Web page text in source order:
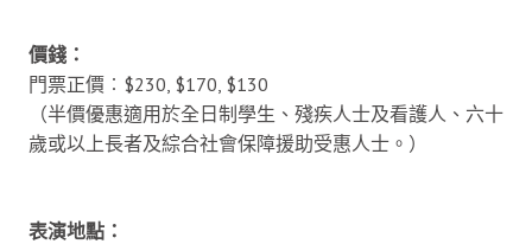
價錢：
門票正價︰$230, $170, $130
（半價優惠適用於全日制學生、殘疾人士及看護人、六十
歲或以上長者及綜合社會保障援助受惠人士。）
表演地點：